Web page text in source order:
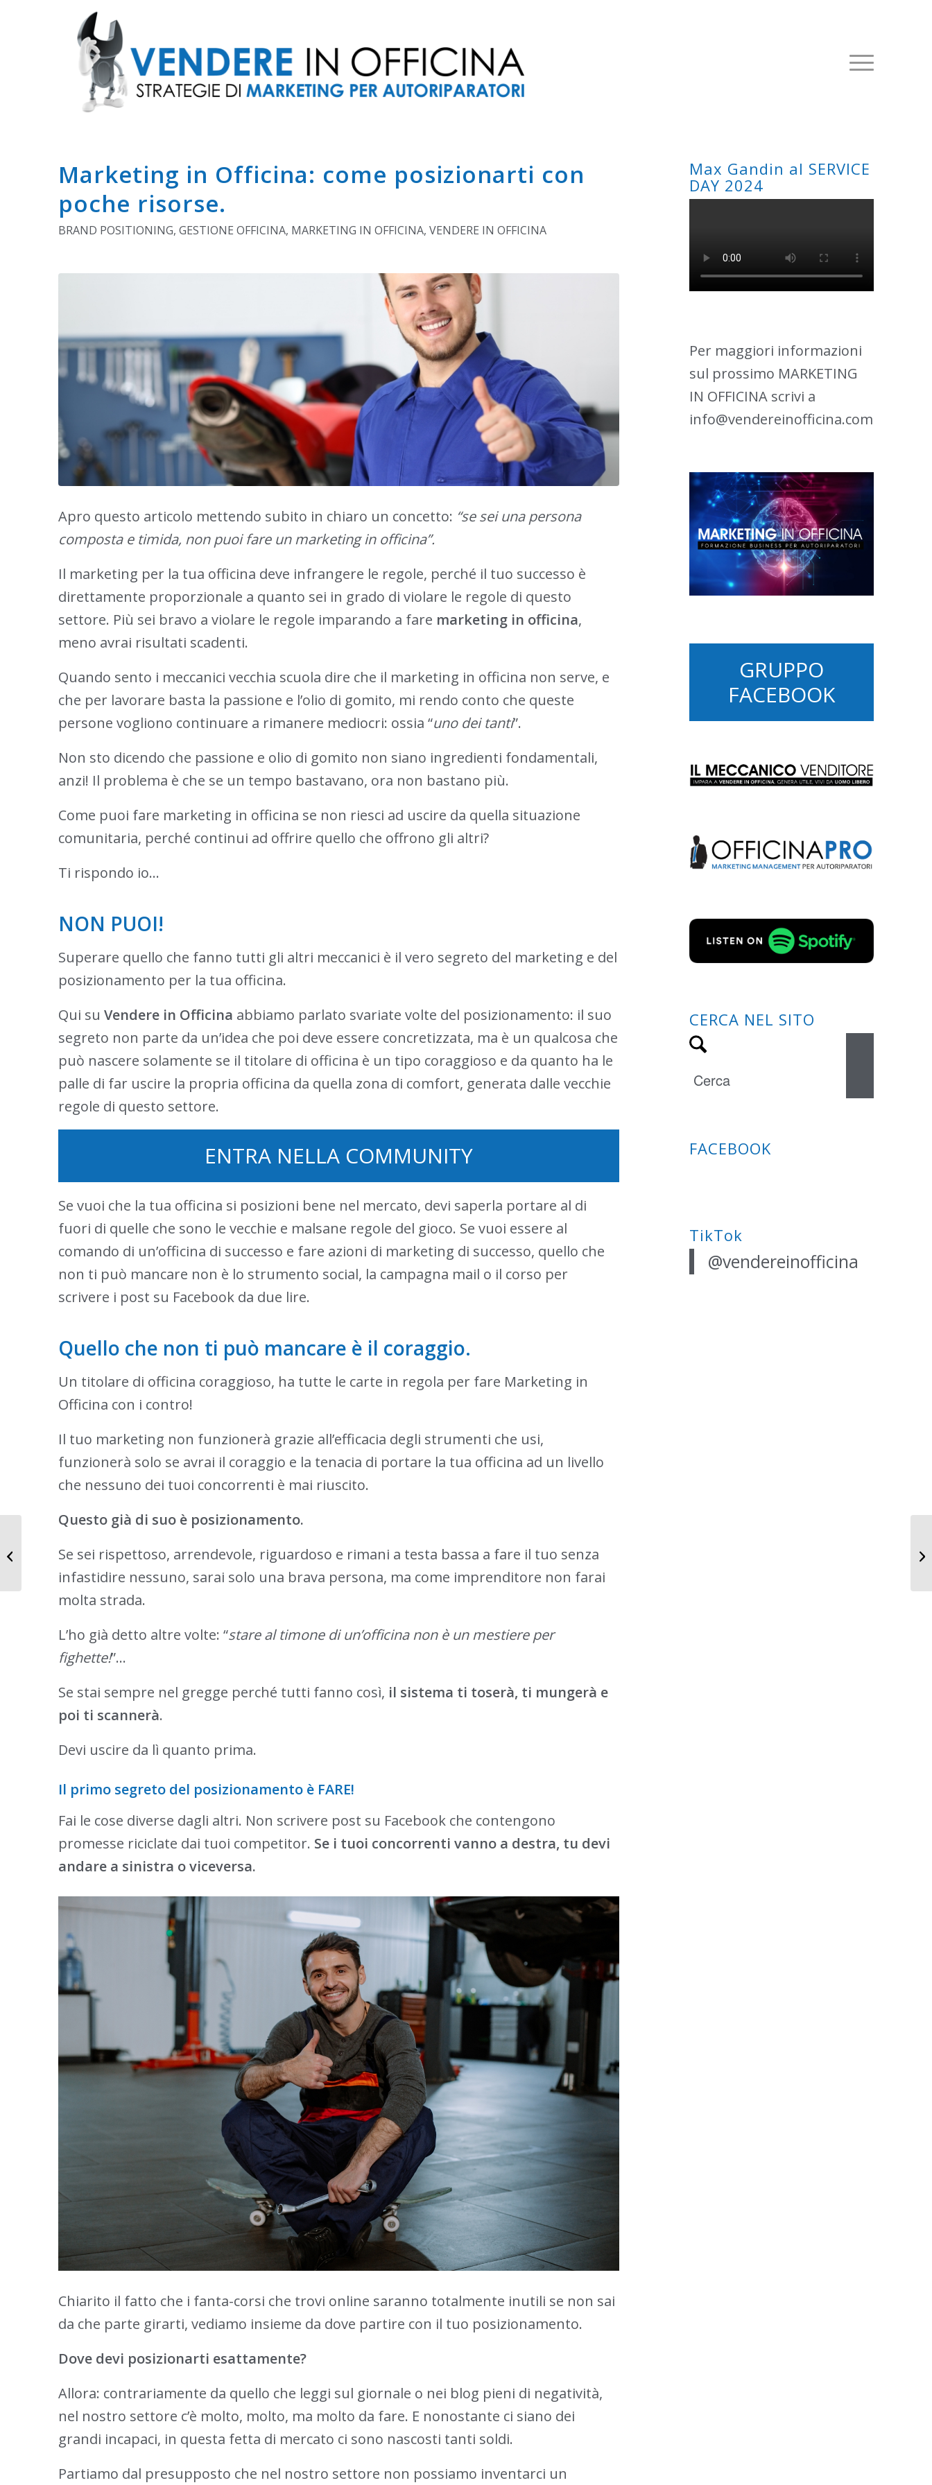
Marketing in Officina: come posizionarti con
poche risorse.
BRAND POSITIONING, GESTIONE OFFICINA, MARKETING IN OFFICINA, VENDERE IN OFFICINA
Apro questo articolo mettendo subito in chiaro un concetto: “se sei una persona
composta e timida, non puoi fare un marketing in officina”.
Il marketing per la tua officina deve infrangere le regole, perché il tuo successo è
direttamente proporzionale a quanto sei in grado di violare le regole di questo
settore. Più sei bravo a violare le regole imparando a fare marketing in officina,
meno avrai risultati scadenti.
Quando sento i meccanici vecchia scuola dire che il marketing in officina non serve, e
che per lavorare basta la passione e l’olio di gomito, mi rendo conto che queste
persone vogliono continuare a rimanere mediocri: ossia “uno dei tanti”.
Non sto dicendo che passione e olio di gomito non siano ingredienti fondamentali,
anzi! Il problema è che se un tempo bastavano, ora non bastano più.
Come puoi fare marketing in officina se non riesci ad uscire da quella situazione
comunitaria, perché continui ad offrire quello che offrono gli altri?
Ti rispondo io…
NON PUOI!
Superare quello che fanno tutti gli altri meccanici è il vero segreto del marketing e del
posizionamento per la tua officina.
Qui su Vendere in Officina abbiamo parlato svariate volte del posizionamento: il suo
segreto non parte da un’idea che poi deve essere concretizzata, ma è un qualcosa che
può nascere solamente se il titolare di officina è un tipo coraggioso e da quanto ha le
palle di far uscire la propria officina da quella zona di comfort, generata dalle vecchie
regole di questo settore.
ENTRA NELLA COMMUNITY
Se vuoi che la tua officina si posizioni bene nel mercato, devi saperla portare al di
fuori di quelle che sono le vecchie e malsane regole del gioco. Se vuoi essere al
comando di un’officina di successo e fare azioni di marketing di successo, quello che
non ti può mancare non è lo strumento social, la campagna mail o il corso per
scrivere i post su Facebook da due lire.
Quello che non ti può mancare è il coraggio.
Un titolare di officina coraggioso, ha tutte le carte in regola per fare Marketing in
Officina con i contro!
Il tuo marketing non funzionerà grazie all’efficacia degli strumenti che usi,
funzionerà solo se avrai il coraggio e la tenacia di portare la tua officina ad un livello
che nessuno dei tuoi concorrenti è mai riuscito.
Questo già di suo è posizionamento.
Se sei rispettoso, arrendevole, riguardoso e rimani a testa bassa a fare il tuo senza
infastidire nessuno, sarai solo una brava persona, ma come imprenditore non farai
molta strada.
L’ho già detto altre volte: “stare al timone di un’officina non è un mestiere per
fighette!”…
Se stai sempre nel gregge perché tutti fanno così, il sistema ti toserà, ti mungerà e
poi ti scannerà.
Devi uscire da lì quanto prima.
Il primo segreto del posizionamento è FARE!
Fai le cose diverse dagli altri. Non scrivere post su Facebook che contengono
promesse riciclate dai tuoi competitor. Se i tuoi concorrenti vanno a destra, tu devi
andare a sinistra o viceversa.
Chiarito il fatto che i fanta-corsi che trovi online saranno totalmente inutili se non sai
da che parte girarti, vediamo insieme da dove partire con il tuo posizionamento.
Dove devi posizionarti esattamente?
Allora: contrariamente da quello che leggi sul giornale o nei blog pieni di negatività,
nel nostro settore c’è molto, molto, ma molto da fare. E nonostante ci siano dei
grandi incapaci, in questa fetta di mercato ci sono nascosti tanti soldi.
Partiamo dal presupposto che nel nostro settore non possiamo inventarci un
Max Gandin al SERVICE
DAY 2024
Per maggiori informazioni
sul prossimo MARKETING
IN OFFICINA scrivi a
info@vendereinofficina.com
GRUPPO
FACEBOOK
CERCA NEL SITO
FACEBOOK
TikTok
@vendereinofficina
veloci, rischiano di
consegnare la tua
officina a S...